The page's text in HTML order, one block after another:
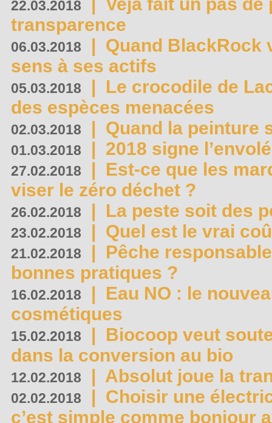
22.03.2018
transparence
06.03.2018 | Quand BlackRock
sens à ses actifs
05.03.2018 | Le crocodile de
des espèces menacées
02.03.2018 | Quand la peinture
01.03.2018 | 2018 signe
27.02.2018 | Est-ce que les
viser le zéro déchet ?
26.02.2018 | La peste soit des
23.02.2018 | Quel est le vrai
21.02.2018 | Pêche
bonnes pratiques ?
16.02.2018 | Eau NO : le
cosmétiques
15.02.2018 | Biocoop veut
dans la conversion au bio
12.02.2018 | Absolut joue la
02.02.2018 | Choisir une
c’est simple comme bonjour